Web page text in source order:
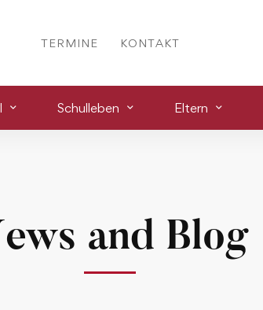
TERMINE KONTAKT
Schulleben Eltern
and Blog